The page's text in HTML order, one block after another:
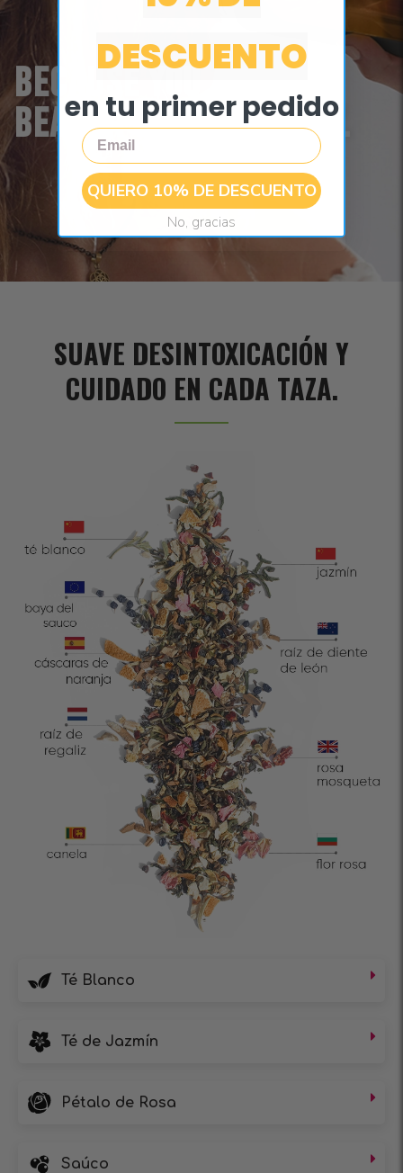
BECAUSE YOU ARE
BEAUTIFUL. NATURALLY.
SUAVE DESINTOXICACIÓN Y
CUIDADO EN CADA TAZA.
Té Blanco
Té de Jazmín
Pétalo de Rosa
Saúco
DESCUENTO
en tu primer pedido
Email
QUIERO 10% DE DESCUENTO
No, gracias